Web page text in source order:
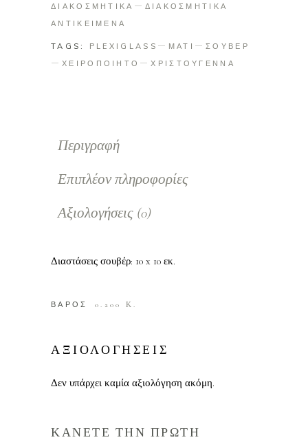
ΔΙΑΚΟΣΜΗΤΙΚΑ
ΔΙΑΚΟΣΜΗΤΙΚΑ
ΑΝΤΙΚΕΙΜΕΝΑ
TAGS: PLEXIGLASS ΜΑΤΙ
ΣΟΥΒΕΡ
ΧΕΙΡΟΠΟΙΗΤΟ
ΧΡΙΣΤΟΥΓΕΝΝΑ
Περιγραφή
Επιπλέον πληροφορίες
Αξιολογήσεις (0)
Διαστάσεις σουβέρ: 10 x 10 εκ.
ΒΑΡΟΣ 0.200 Κ.
ΑΞΙΟΛΟΓΗΣΕΙΣ
Δεν υπάρχει καμία αξιολόγηση ακόμη.
ΚΑΝΕΤΕ ΤΗΝ ΠΡΩΤΗ